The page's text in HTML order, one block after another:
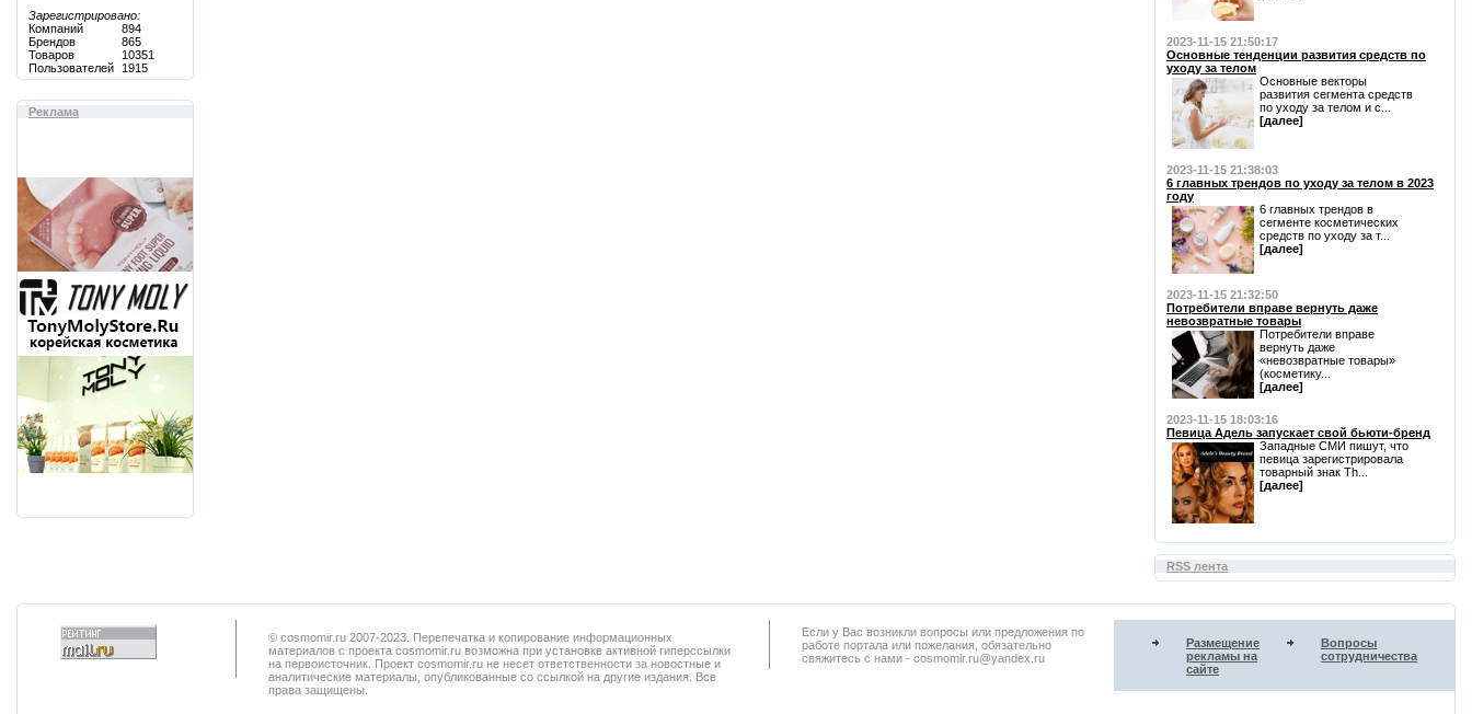
Зарегистрировано:
Компаний
894
Брендов
865
Товаров
10351
Пользователей
1915
Реклама
2023-11-15 21:50:17
Основные тенденции развития средств по
уходу за телом
Основные векторы
развития сегмента средств
по уходу за телом и с...
[далее]
2023-11-15 21:38:03
6 главных трендов по уходу за телом в 2023
году
6 главных трендов в
сегменте косметических
средств по уходу за т...
[далее]
2023-11-15 21:32:50
Потребители вправе вернуть даже
невозвратные товары
Потребители вправе
вернуть даже
«невозвратные товары»
(косметику...
[далее]
2023-11-15 18:03:16
Певица Адель запускает свой бьюти-бренд
Западные СМИ пишут, что
певица зарегистрировала
товарный знак Th...
[далее]
RSS лента
© cosmomir.ru 2007-2023. Перепечатка и копирование информационных
материалов с проекта cosmomir.ru возможна при установке активной гиперссылки
на первоисточник. Проект cosmomir.ru не несет ответственности за новостные и
аналитические материалы, опубликованные со ссылкой на другие издания. Все
права защищены.
Если у Вас возникли вопросы или предложения по
работe портала или пожелания, обязательно
свяжитесь с нами - cosmomir.ru@yandex.ru
Размещение
рекламы на
сайте
Вопросы
сотрудничества